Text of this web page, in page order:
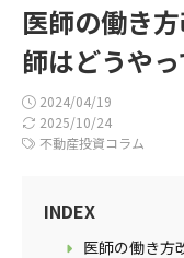
医師の働き
師はどうや
2024/04/19
2025/10/24
不動産投資コラム
INDEX
医師の働き方